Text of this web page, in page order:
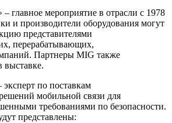
главное мероприятие в отрасли с 1978
и производители оборудования могут
представителями
перерабатывающих,
Партнеры MIG также
выставке.
по поставкам
мобильной связи для
требованиями по безопасности.
представлены: